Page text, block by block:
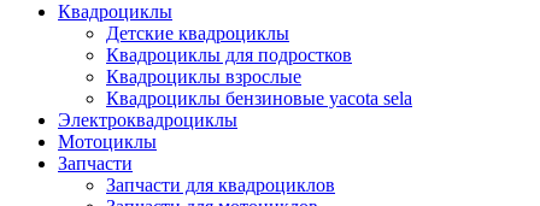
Квадроциклы
Детские квадроциклы
Квадроциклы для подростков
Квадроциклы взрослые
Квадроциклы бензиновые yacota sela
Электроквадроциклы
Мотоциклы
Запчасти
Запчасти для квадроциклов